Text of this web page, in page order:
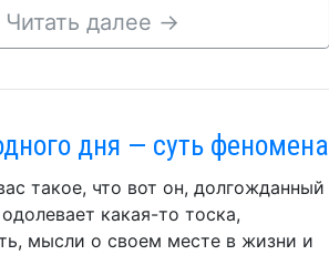
Читать далее →
дня — суть феномена
такое, что вот он, долгожданный
какая-то тоска,
мысли о своем месте в жизни и